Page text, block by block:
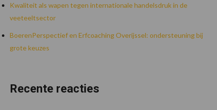
Kwaliteit als wapen tegen internationale handelsdruk in de
veeteeltsector
BoerenPerspectief en Erfcoaching Overijssel: ondersteuning bij
grote keuzes
Recente reacties